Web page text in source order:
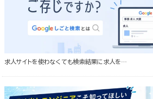
求人サイトを使わなくても検索結果に求人を…